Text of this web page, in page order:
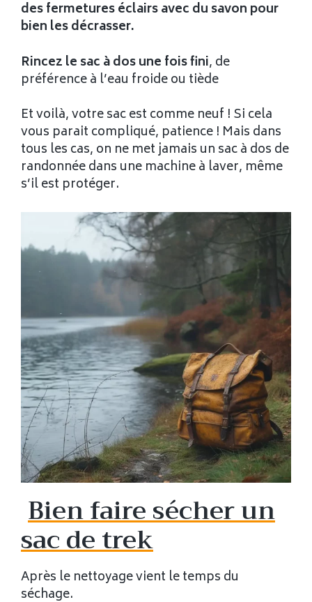
des fermetures éclairs avec du savon pour
bien les décrasser.
Rincez le sac à dos une fois fini, de
préférence à l’eau froide ou tiède
Et voilà, votre sac est comme neuf ! Si cela
vous parait compliqué, patience ! Mais dans
tous les cas, on ne met jamais un sac à dos de
randonnée dans une machine à laver, même
s’il est protéger.
Bien faire sécher un
sac de trek
Après le nettoyage vient le temps du
séchage.